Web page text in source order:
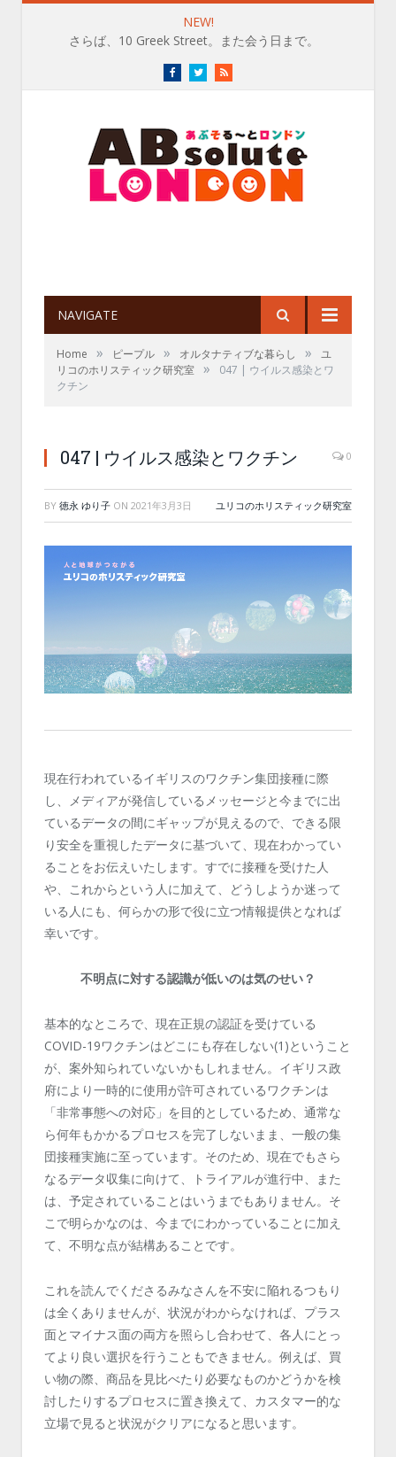
NEW!
渋谷【The British Shop】で、英国アイスのぜいたく
FacebookTwitterRSS
NAVIGATE
Home » ピープル » オルタナティブな暮らし »
ユ
リコのホリスティック研究室 »
047 | ウイルス感染とワ
クチン
047 | ウイルス感染とワクチン 0
BY 徳永 ゆり子 ON 2021年3月3日 ユリコのホリスティック研究室
現在行われているイギリスのワクチン集団接種に際
し、メディアが発信しているメッセージと今までに出
ているデータの間にギャップが見えるので、できる限
り安全を重視したデータに基づいて、現在わかってい
ることをお伝えいたします。すでに接種を受けた人
や、これからという人に加えて、どうしようか迷って
いる人にも、何らかの形で役に立つ情報提供となれば
幸いです。
不明点に対する認識が低いのは気のせい？
基本的なところで、現在正規の認証を受けている
COVID-19ワクチンはどこにも存在しない(1)ということ
が、案外知られていないかもしれません。イギリス政
府により一時的に使用が許可されているワクチンは
「非常事態への対応」を目的としているため、通常な
ら何年もかかるプロセスを完了しないまま、一般の集
団接種実施に至っています。そのため、現在でもさら
なるデータ収集に向けて、トライアルが進行中、また
は、予定されていることはいうまでもありません。そ
こで明らかなのは、今までにわかっていることに加え
て、不明な点が結構あることです。
これを読んでくださるみなさんを不安に陥れるつもり
は全くありませんが、状況がわからなければ、プラス
面とマイナス面の両方を照らし合わせて、各人にとっ
てより良い選択を行うこともできません。例えば、買
い物の際、商品を見比べたり必要なものかどうかを検
討したりするプロセスに置き換えて、カスタマー的な
立場で見ると状況がクリアになると思います。